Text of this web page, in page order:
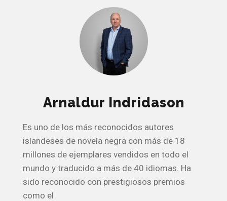
Arnaldur Indridason
Es uno de los más reconocidos autores
islandeses de novela negra con más de 18
millones de ejemplares vendidos en todo el
mundo y traducido a más de 40 idiomas. Ha
sido reconocido con prestigiosos premios
como el